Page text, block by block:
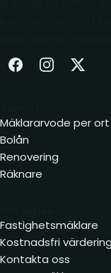
Facebook (öppnas
Instagram
X
Mäklararvode per ort
Bolån
Renovering
Räknare
Fastighetsmäklare
Kostnadsfri värdering
Kontakta oss